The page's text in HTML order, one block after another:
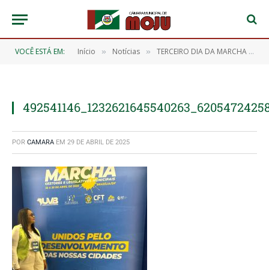
VOCÊ ESTÁ EM: Início » Notícias » TERCEIRO DIA DA MARCHA DOS VEREADORES EM BRASÍLIA
POR CAMARA EM 29 DE ABRIL DE 2025